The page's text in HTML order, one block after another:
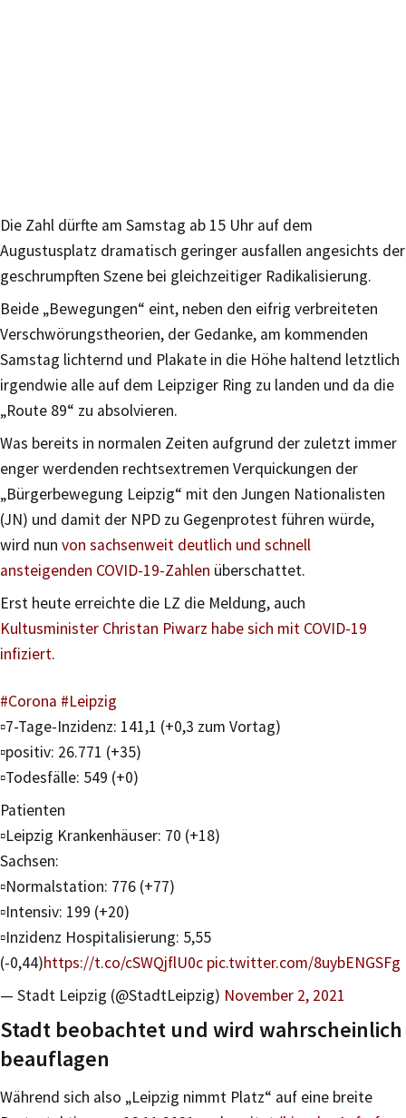
Die Zahl dürfte am Samstag ab 15 Uhr auf dem
Augustusplatz dramatisch geringer ausfallen angesichts der
geschrumpften Szene bei gleichzeitiger Radikalisierung.
Beide „Bewegungen“ eint, neben den eifrig verbreiteten
Verschwörungstheorien, der Gedanke, am kommenden
Samstag lichternd und Plakate in die Höhe haltend letztlich
irgendwie alle auf dem Leipziger Ring zu landen und da die
„Route 89“ zu absolvieren.
Was bereits in normalen Zeiten aufgrund der zuletzt immer
enger werdenden rechtsextremen Verquickungen der
„Bürgerbewegung Leipzig“ mit den Jungen Nationalisten
(JN) und damit der NPD zu Gegenprotest führen würde,
wird nun von sachsenweit deutlich und schnell
ansteigenden COVID-19-Zahlen überschattet.
Erst heute erreichte die LZ die Meldung, auch
Kultusminister Christan Piwarz habe sich mit COVID-19
infiziert.
#Corona #Leipzig
▫️7-Tage-Inzidenz: 141,1 (+0,3 zum Vortag)
▫️positiv: 26.771 (+35)
▫️Todesfälle: 549 (+0)
Patienten
▫️Leipzig Krankenhäuser: 70 (+18)
Sachsen:
▫️Normalstation: 776 (+77)
▫️Intensiv: 199 (+20)
▫️Inzidenz Hospitalisierung: 5,55
(-0,44)https://t.co/cSWQjflU0c pic.twitter.com/8uybENGSFg
— Stadt Leipzig (@StadtLeipzig) November 2, 2021
Stadt beobachtet und wird wahrscheinlich
beauflagen
Während sich also „Leipzig nimmt Platz“ auf eine breite